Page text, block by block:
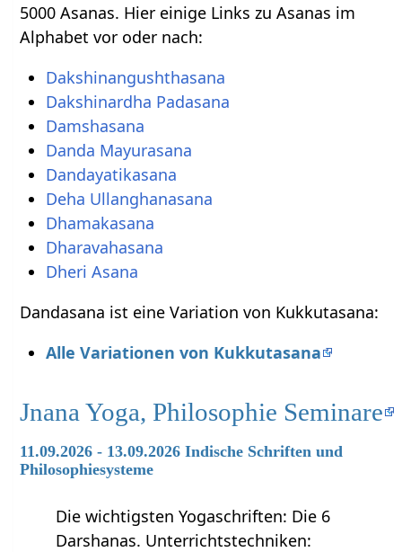
5000 Asanas. Hier einige Links zu Asanas im
Alphabet vor oder nach:
Dakshinangushthasana
Dakshinardha Padasana
Damshasana
Danda Mayurasana
Dandayatikasana
Deha Ullanghanasana
Dhamakasana
Dharavahasana
Dheri Asana
Dandasana ist eine Variation von Kukkutasana:
Alle Variationen von Kukkutasana
Jnana Yoga, Philosophie Seminare
11.09.2026 - 13.09.2026 Indische Schriften und
Philosophiesysteme
Die wichtigsten Yogaschriften: Die 6
Darshanas. Unterrichtstechniken: